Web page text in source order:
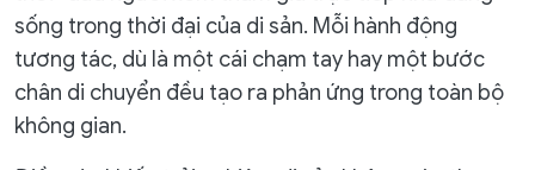
sống trong thời đại của di sản. Mỗi hành động
tương tác, dù là một cái chạm tay hay một bước
chân di chuyển đều tạo ra phản ứng trong toàn bộ
không gian.